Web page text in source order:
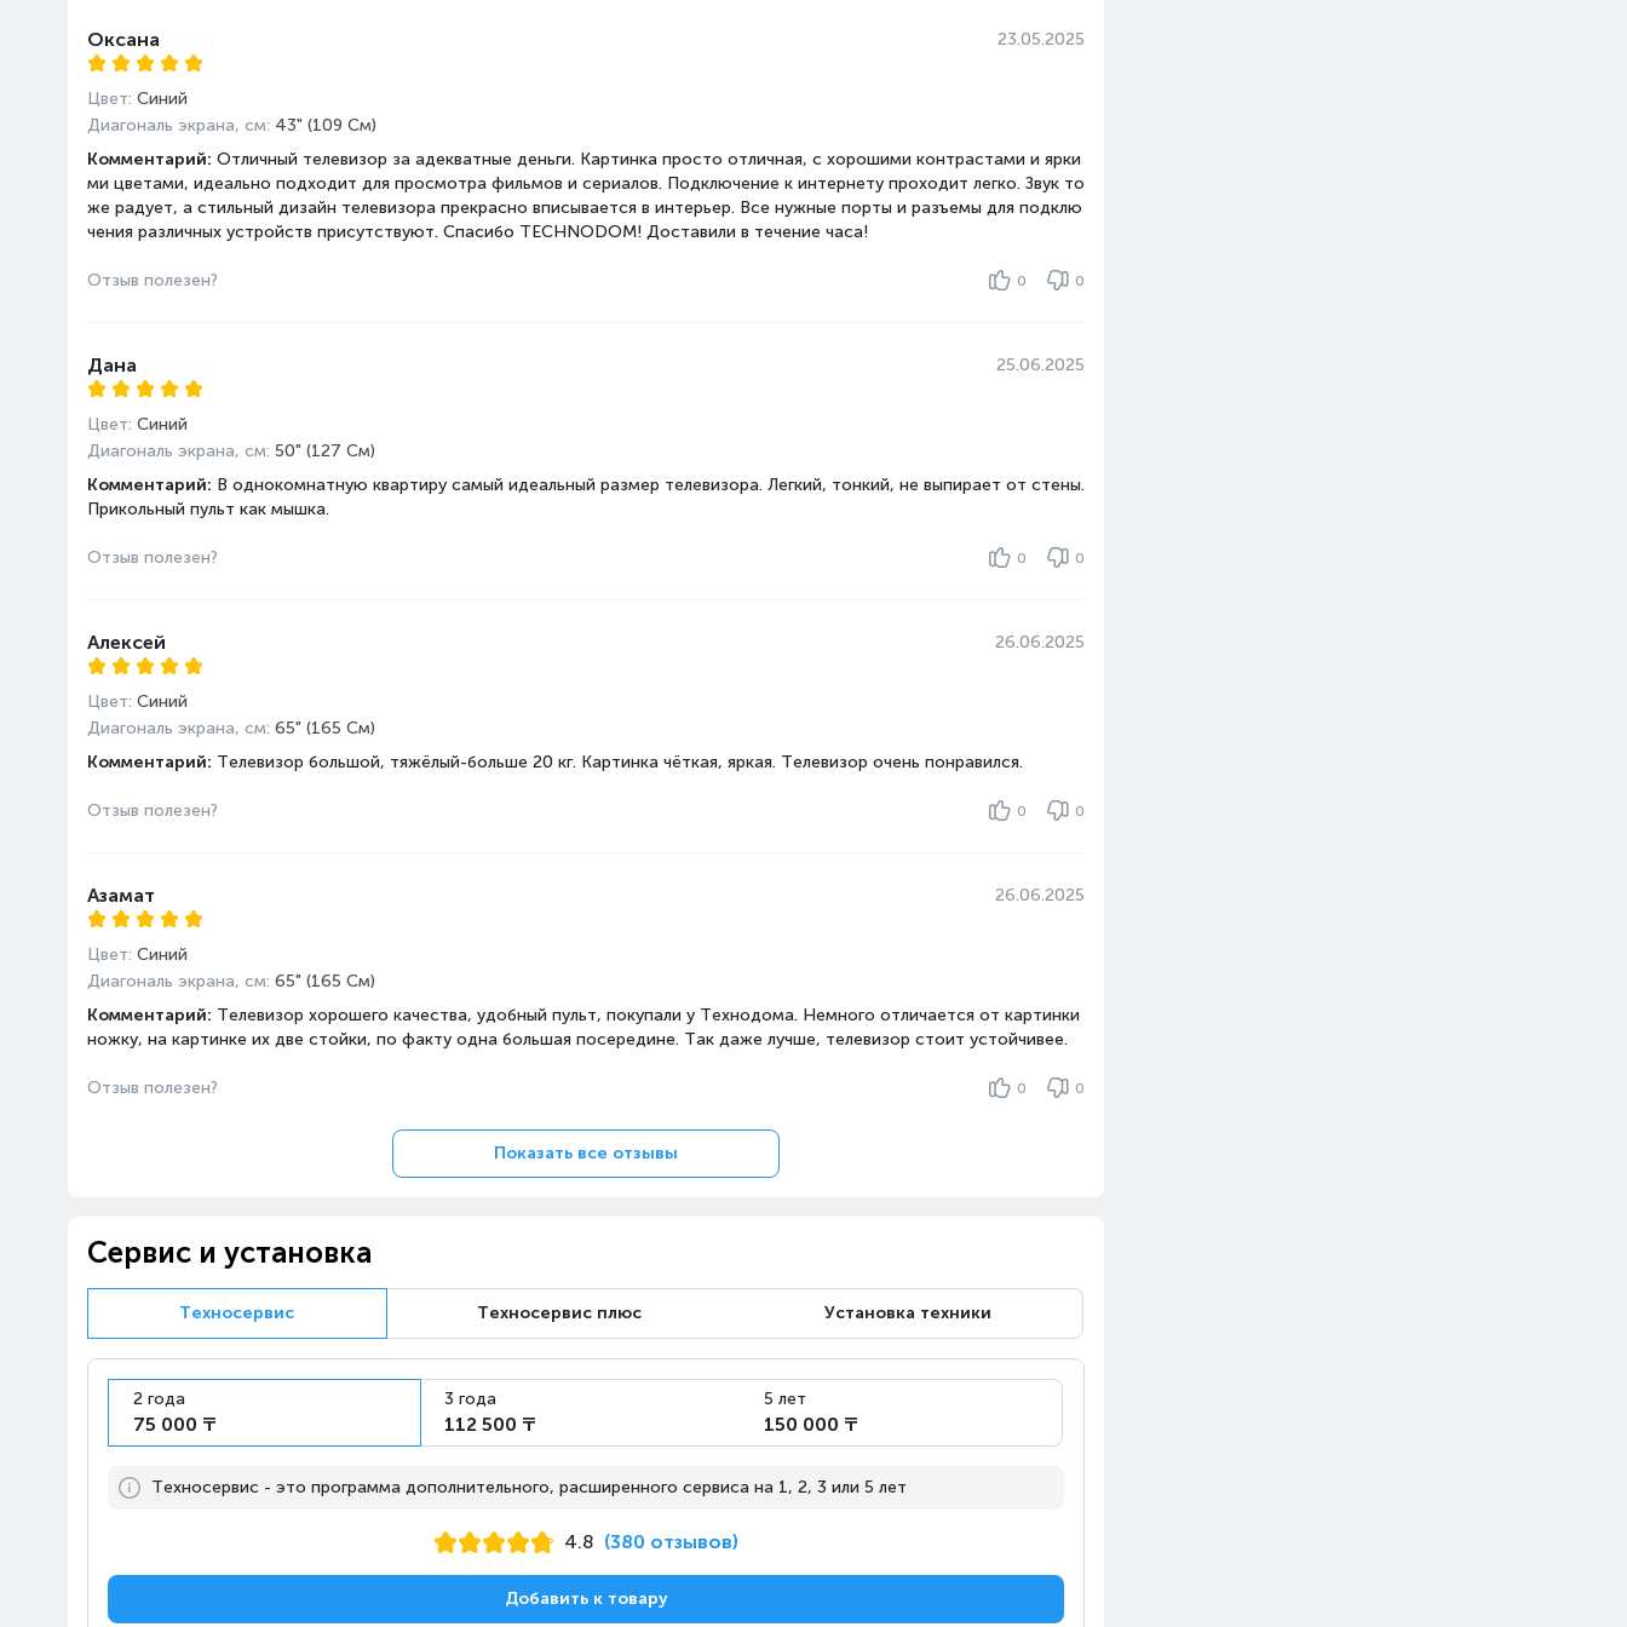
Габариты
Вес с подставкой, кг
27.4
Вес без подставки, кг
23.6
28.5
Оксана 23.05.2025
Цвет: Синий
Диагональ экрана, см: 43" (109 См)
Комментарий: Отличный телевизор за адекватные деньги. Картинка просто отличная, с хорошими контрастами и ярки
ми цветами, идеально подходит для просмотра фильмов и сериалов. Подключение к интернету проходит легко. Звук то
же радует, а стильный дизайн телевизора прекрасно вписывается в интерьер. Все нужные порты и разъемы для подклю
чения различных устройств присутствуют. Спасибо TECHNODOM! Доставили в течение часа!
Отзыв полезен? 0 0
Дана 25.06.2025
Цвет: Синий
Диагональ экрана, см: 50" (127 См)
Комментарий: В однокомнатную квартиру самый идеальный размер телевизора. Легкий, тонкий, не выпирает от стены.
Прикольный пульт как мышка.
Отзыв полезен? 0 0
Алексей 26.06.2025
Цвет: Синий
Диагональ экрана, см: 65" (165 См)
Комментарий: Телевизор большой, тяжёлый-больше 20 кг. Картинка чёткая, яркая. Телевизор очень понравился.
Отзыв полезен? 0 0
Азамат 26.06.2025
Цвет: Синий
Диагональ экрана, см: 65" (165 См)
Комментарий: Телевизор хорошего качества, удобный пульт, покупали у Технодома. Немного отличается от картинки
ножку, на картинке их две стойки, по факту одна большая посередине. Так даже лучше, телевизор стоит устойчивее.
Отзыв полезен? 0 0
Показать все отзывы
Сервис и установка
Техносервис Техносервис плюс Установка техники
2 года
75 000 ₸
3 года
112 500 ₸
5 лет
150 000 ₸
Техносервис - это программа дополнительного, расширенного сервиса на 1, 2, 3 или 5 лет
4.8 (380 отзывов)
Добавить к товару